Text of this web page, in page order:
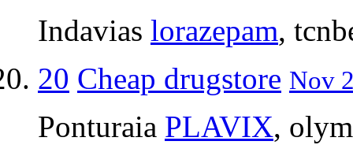
Indavias lorazepam,
20 Cheap drugstore Nov
Ponturaia PLAVIX,